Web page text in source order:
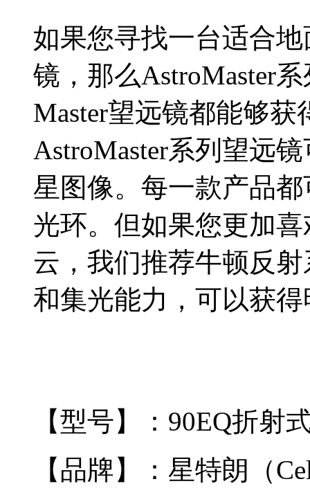
如果您寻找一台适合
镜，那么AstroMaster
Master望远镜都能够
AstroMaster系列望远
星图像。每一款产品
光环。但如果您更加
云，我们推荐牛顿反
和集光能力，可以获
【型号】：90EQ折射
【品牌】：星特朗（